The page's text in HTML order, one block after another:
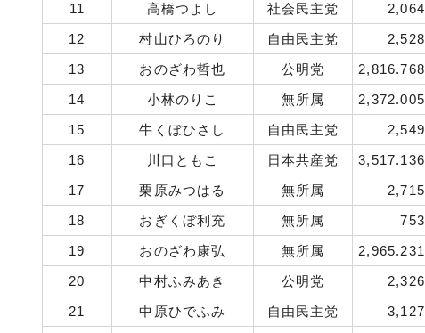
11
高橋つよし 社会民主党
2,064
12
村山ひろのり 自由民主党
2,528
13
おのざわ哲也 公明党
2,816.768
14
小林のりこ 無所属
2,372.005
15
牛くぼひさし 自由民主党
2,549
16
川口ともこ 日本共産党
3,517.136
17
栗原みつはる 無所属
2,715
18
おぎくぼ利充 無所属
753
19
おのざわ康弘 無所属
2,965.231
20
中村ふみあき 公明党
2,326
21
中原ひでふみ 自由民主党
3,127